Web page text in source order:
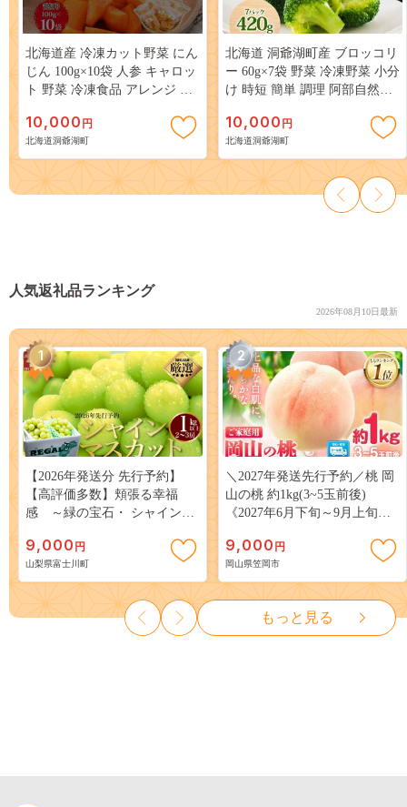
北海道産 冷凍カット野菜 にん
じん 100g×10袋 人参 キャロッ
ト 野菜 冷凍食品 アレンジ 料
単 便利 一人暮らし 小分け
BBQ キャンプ 弁当 送料無料
冷凍 北海道 洞爺湖町
10,000 円
北海道洞爺湖町
北海道 洞爺湖町産 ブロッコリ
ー 60g×7袋 野菜 冷凍野菜 小分
け 時短 簡単 調理 阿部自然農
一人暮らし 送料無料 洞爺湖町
10,000 円
北海道洞爺湖町
人気返礼品ランキング
2026年08月10日最新
1
【2026年発送分 先行予約】
【高評価多数】頬張る幸福
感 ～緑の宝石・ シャインマ
３房） フルーツ 山梨県産 果
物 くだもの シャイン マスカ
ット ぶどう ブドウ 葡萄 大粒
種なし 先行予約 富士川町
10000円 一万円 9000円 九千円
9,000 円
山梨県富士川町
2
＼2027年発送先行予約／桃 岡
山の桃 約1kg(3~5玉前後)
《2027年6月下旬～9月上旬頃
岡山 はくとう スイーツ フル
ーツ 果物 デザート 旬 モモ も
も 先行予約 送料無料 果物 岡
山県 笠岡市 清水白桃 白鳳 白
麗 クール便---
kasaoka_zsy_419_100---
9,000 円
岡山県笠岡市
もっと見る